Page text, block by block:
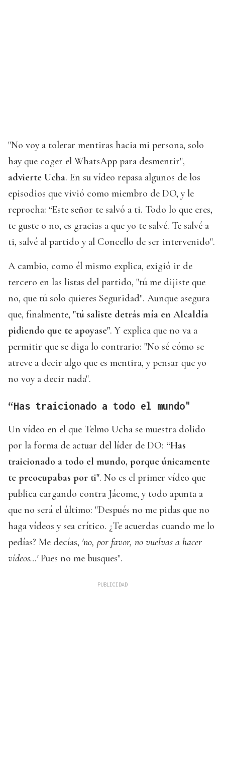
"No voy a tolerar mentiras hacia mi persona, solo
hay que coger el WhatsApp para desmentir",
advierte Ucha. En su vídeo repasa algunos de los
episodios que vivió como miembro de DO, y le
reprocha: “Este señor te salvó a ti. Todo lo que eres,
te guste o no, es gracias a que yo te salvé. Te salvé a
ti, salvé al partido y al Concello de ser intervenido".
A cambio, como él mismo explica, exigió ir de
tercero en las listas del partido, "tú me dijiste que
no, que tú solo quieres Seguridad". Aunque asegura
que, finalmente, "tú saliste detrás mía en Alcaldía
pidiendo que te apoyase". Y explica que no va a
permitir que se diga lo contrario: "No sé cómo se
atreve a decir algo que es mentira, y pensar que yo
no voy a decir nada".
“Has traicionado a todo el mundo"
Un vídeo en el que Telmo Ucha se muestra dolido
por la forma de actuar del líder de DO: “Has
traicionado a todo el mundo, porque únicamente
te preocupabas por ti". No es el primer vídeo que
publica cargando contra Jácome, y todo apunta a
que no será el último: "Después no me pidas que no
haga vídeos y sea crítico. ¿Te acuerdas cuando me lo
pedías? Me decías, 'no, por favor, no vuelvas a hacer
vídeos…'Pues no me busques".